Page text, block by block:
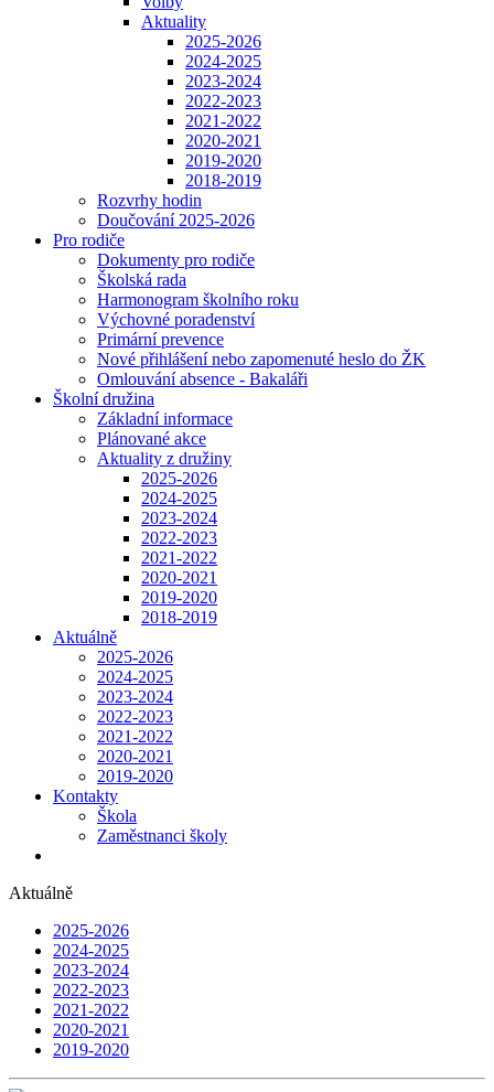
Aktuality
2025-2026
2024-2025
2023-2024
2022-2023
2021-2022
2020-2021
2019-2020
2018-2019
Rozvrhy hodin
Doučování 2025-2026
Pro rodiče
Dokumenty pro rodiče
Školská rada
Harmonogram školního roku
Výchovné poradenství
Primární prevence
Nové přihlášení nebo zapomenuté heslo do ŽK
Omlouvání absence - Bakaláři
Školní družina
Základní informace
Plánované akce
Aktuality z družiny
2025-2026
2024-2025
2023-2024
2022-2023
2021-2022
2020-2021
2019-2020
2018-2019
Aktuálně
2025-2026
2024-2025
2023-2024
2022-2023
2021-2022
2020-2021
2019-2020
Kontakty
Škola
Zaměstnanci školy
Aktuálně
2025-2026
2024-2025
2023-2024
2022-2023
2021-2022
2020-2021
2019-2020